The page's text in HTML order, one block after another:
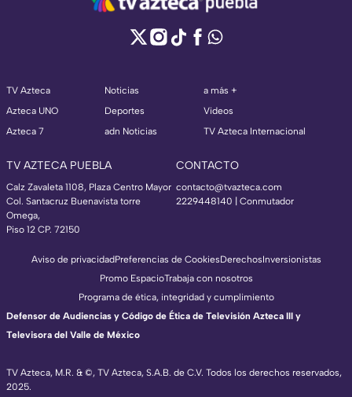
TV Azteca
Azteca UNO
Azteca 7
Noticias
Deportes
adn Noticias
a más +
Videos
TV Azteca Internacional
TV AZTECA PUEBLA
Calz Zavaleta 1108, Plaza Centro Mayor
Col. Santacruz Buenavista torre
Omega,
Piso 12 CP. 72150
CONTACTO
contacto@tvazteca.com
2229448140 | Conmutador
TV Azteca, M.R. & ©, TV Azteca, S.A.B. de C.V. Todos los derechos reservados,
2025.
Aviso de privacidadPreferencias de CookiesDerechosInversionistas
Promo EspacioTrabaja con nosotros
Programa de ética, integridad y cumplimiento
Defensor de Audiencias y Código de Ética de Televisión Azteca III y
Televisora del Valle de México